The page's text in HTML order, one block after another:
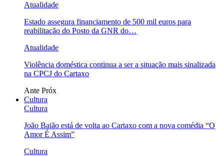
Atualidade
Estado assegura financiamento de 500 mil euros para
reabilitação do Posto da GNR do…
Atualidade
Violência doméstica continua a ser a situação mais sinalizada
na CPCJ do Cartaxo
Ante Próx
Cultura
Cultura
João Baião está de volta ao Cartaxo com a nova comédia “O
Amor É Assim”
Cultura